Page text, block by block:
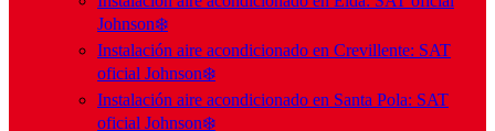
Johnson❄️
Instalación aire acondicionado en Crevillente: SAT
oficial Johnson❄️
Instalación aire acondicionado en Santa Pola: SAT
oficial Johnson❄️